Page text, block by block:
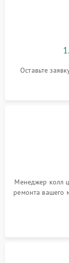
Не работают
Оставьте
Менеджер колл
ремонта вашего